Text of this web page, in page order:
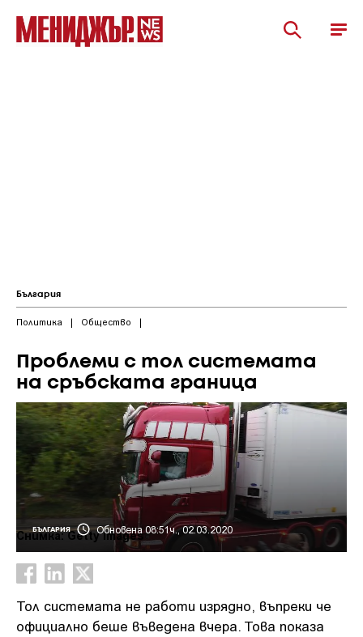
България
Политика | Общество |
Проблеми с тол системата
на сръбската граница
БЪЛГАРИЯ Обновена 08:51ч., 02.03.2020
Снимка: Getty Images
Тол системата не работи изрядно, въпреки че
официално беше въведена вчера. Това показа